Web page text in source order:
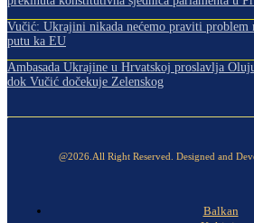
Vučić: Ukrajini nikada nećemo praviti problem
putu ka EU
Ambasada Ukrajine u Hrvatskoj proslavlja
dok Vučić dočekuje Zelenskog
@2026.All Right Reserved. Designed and
Balkan